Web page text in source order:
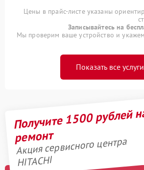
Цены в прайс-листе указаны
Записывайтесь на
Мы проверим ваше устройство и
Показать все услуги
Получите 1500 рублей
ремонт
Акция сервисного центра
HITACHI